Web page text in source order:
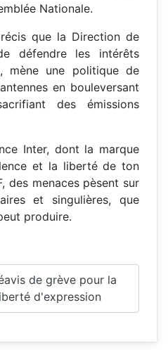
Nationale.
que la Direction de
défendre les intérêts
mène une politique de
en bouleversant
des émissions
Inter, dont la marque
et la liberté de ton
des menaces pèsent sur
et singulières, que
produire.
de grève pour la
d'expression